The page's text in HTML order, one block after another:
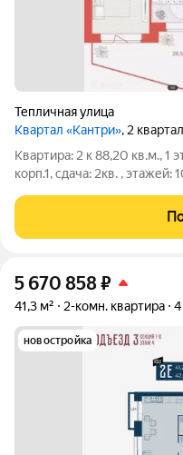
Тепличная улица
Квартал «Кантри», 2
Квартира: 2 к 88,20 кв.м., 1
корп.1, сдача: 2кв. , этажей:
комфорт-класса с
Высота домов варьируется
5 670 858₽
41,3 м² 2-комн. квартира 4
новостройка